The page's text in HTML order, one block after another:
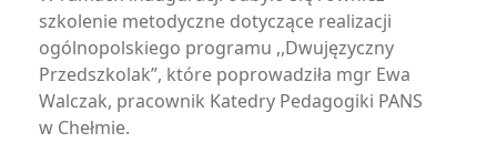
szkolenie metodyczne dotyczące realizacji
ogólnopolskiego programu ,,Dwujęzyczny
Przedszkolak”, które poprowadziła mgr Ewa
Walczak, pracownik Katedry Pedagogiki PANS
w Chełmie.